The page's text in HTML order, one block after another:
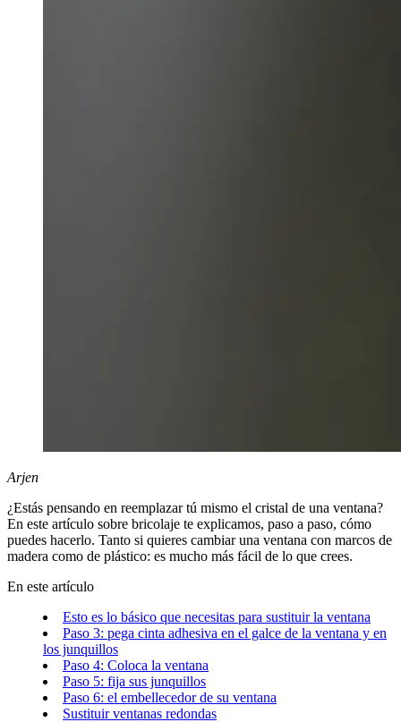
Arjen
¿Estás pensando en reemplazar tú mismo el cristal de una ventana?
En este artículo sobre bricolaje te explicamos, paso a paso, cómo
puedes hacerlo. Tanto si quieres cambiar una ventana con marcos de
madera como de plástico: es mucho más fácil de lo que crees.
En este artículo
Esto es lo básico que necesitas para sustituir la ventana
Paso 3: pega cinta adhesiva en el galce de la ventana y en
los junquillos
Paso 4: Coloca la ventana
Paso 5: fija sus junquillos
Paso 6: el embellecedor de su ventana
Sustituir ventanas redondas